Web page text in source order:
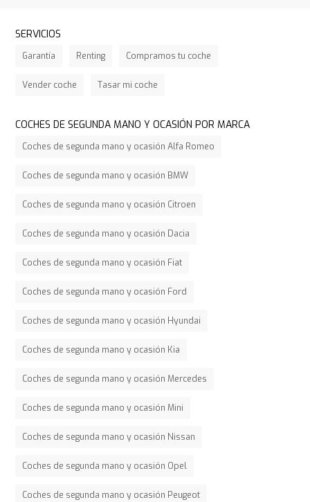
SERVICIOS
Garantía Renting Compramos tu coche
Vender coche Tasar mi coche
COCHES DE SEGUNDA MANO Y OCASIÓN POR MARCA
Coches de segunda mano y ocasión Alfa Romeo
Coches de segunda mano y ocasión BMW
Coches de segunda mano y ocasión Citroen
Coches de segunda mano y ocasión Dacia
Coches de segunda mano y ocasión Fiat
Coches de segunda mano y ocasión Ford
Coches de segunda mano y ocasión Hyundai
Coches de segunda mano y ocasión Kia
Coches de segunda mano y ocasión Mercedes
Coches de segunda mano y ocasión Mini
Coches de segunda mano y ocasión Nissan
Coches de segunda mano y ocasión Opel
Coches de segunda mano y ocasión Peugeot